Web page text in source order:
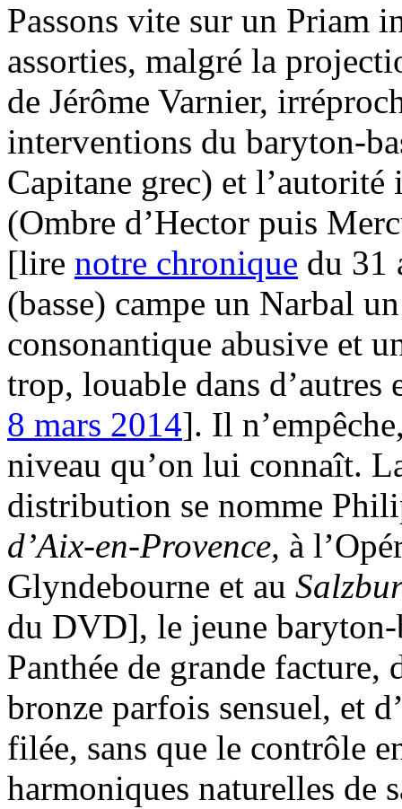
Passons vite sur un Priam
assorties, malgré la
de Jérôme Varnier,
interventions du baryton-
Capitane grec) et l’autorité
(Ombre d’Hector puis
[lire notre chronique du 31
(basse) campe un Narbal
consonantique abusive et
trop, louable dans
8 mars 2014]. Il
niveau qu’on lui connaît.
distribution se nomme
d’Aix-en-Provence, à
Glyndebourne et au
du DVD], le jeune baryton-
Panthée de grande facture,
bronze parfois sensuel, et
filée, sans que le contrôle
harmoniques naturelles de